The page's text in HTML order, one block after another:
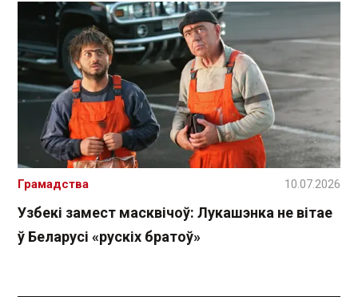
Узбекі замест масквічоў: Лукашэнка не вітае
ў Беларусі «рускіх братоў»
Грамадства 10.07.2026